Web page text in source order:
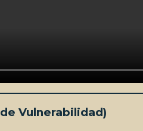
de Vulnerabilidad)